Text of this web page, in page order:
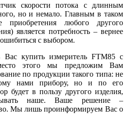
скорости потока с длинным
но и немало. Главным в таком
любого другого
является потребность – вернее
с выбором.
купить измеритель FTM85 с
этого мы предложим Вам
по продукции такого типа: не
нами прибору, но и по его
будет в пользу другого изделия,
наше. Ваше решение –
Мы лишь проинформируем Вас о